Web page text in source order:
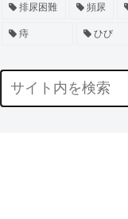
排尿困難 頻尿
痔 ひび